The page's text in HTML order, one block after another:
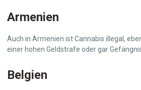
Armenien
Auch in Armenien ist Cannabis illegal,
einer hohen Geldstrafe oder gar
Belgien